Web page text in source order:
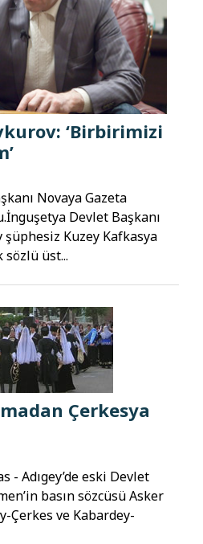
‘Birbirimizi
Novaya Gazeta
Devlet Başkanı
şüphesiz Kuzey Kafkasya
sözlü üst...
Çerkesya
- Adıgey’de eski Devlet
basın sözcüsü Asker
Çerkes ve Kabardey-